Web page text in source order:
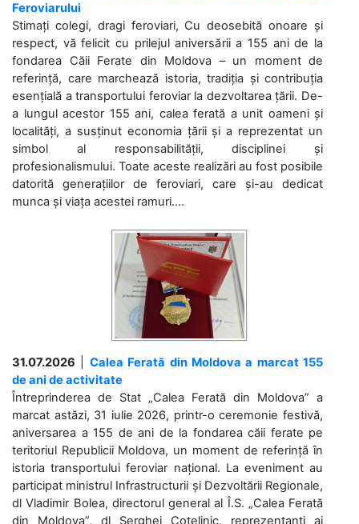
Feroviarului
Stimați colegi, dragi feroviari, Cu deosebită onoare și
respect, vă felicit cu prilejul aniversării a 155 ani de la
fondarea Căii Ferate din Moldova – un moment de
referință, care marchează istoria, tradiția și contribuția
esențială a transportului feroviar la dezvoltarea țării. De-
a lungul acestor 155 ani, calea ferată a unit oameni și
localități, a susținut economia țării și a reprezentat un
simbol al responsabilității, disciplinei și
profesionalismului. Toate aceste realizări au fost posibile
datorită generațiilor de feroviari, care și-au dedicat
munca și viața acestei ramuri....
31.07.2026
Calea Ferată din Moldova a marcat 155
de ani de activitate
Întreprinderea de Stat „Calea Ferată din Moldova” a
marcat astăzi, 31 iulie 2026, printr-o ceremonie festivă,
aniversarea a 155 de ani de la fondarea căii ferate pe
teritoriul Republicii Moldova, un moment de referință în
istoria transportului feroviar național. La eveniment au
participat ministrul Infrastructurii și Dezvoltării Regionale,
dl Vladimir Bolea, directorul general al Î.S. „Calea Ferată
din Moldova”, dl Serghei Cotelinic, reprezentanți ai